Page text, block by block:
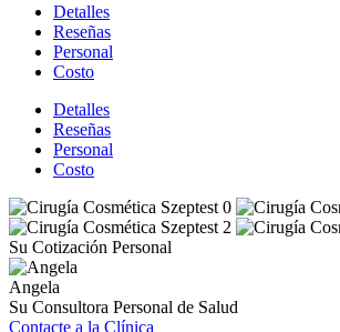
Detalles
Reseñas
Personal
Costo
Detalles
Reseñas
Personal
Costo
Su Cotización Personal
Angela
Su Consultora Personal de Salud
Contacte a la Clínica